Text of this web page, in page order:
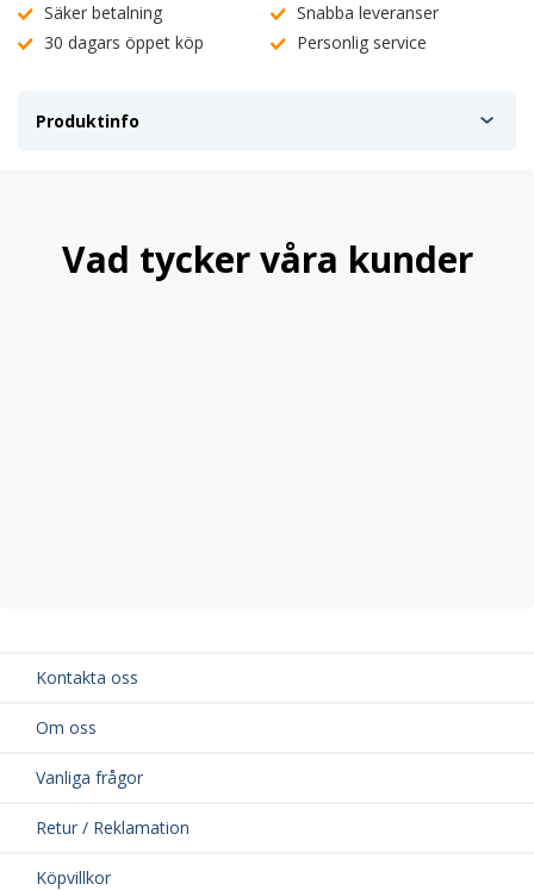
Lätt, slitstarkt PP-material
med 25 månaders garanti
Passar cyklar: L 180–200 cm · H 100–112 cm · B 75–80 cm
Säker betalning
Snabba leveranser
30 dagars öppet köp
Personlig service
Produktinfo
Vad tycker våra kunder
Kontakta oss
Om oss
Vanliga frågor
Retur / Reklamation
Köpvillkor